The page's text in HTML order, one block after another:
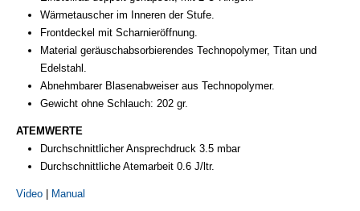
Wärmetauscher im Inneren der Stufe.
Frontdeckel mit Scharnieröffnung.
Material geräuschabsorbierendes Technopolymer, Titan und
Edelstahl.
Abnehmbarer Blasenabweiser aus Technopolymer.
Gewicht ohne Schlauch: 202 gr.
ATEMWERTE
Durchschnittlicher Ansprechdruck 3.5 mbar
Durchschnittliche Atemarbeit 0.6 J/ltr.
Video| Manual